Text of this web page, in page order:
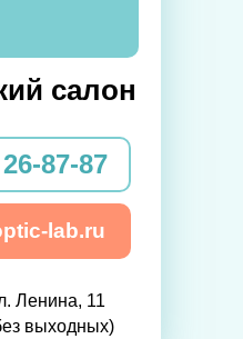
Ленина, 11
выходных)
салон
87-87
lab.ru